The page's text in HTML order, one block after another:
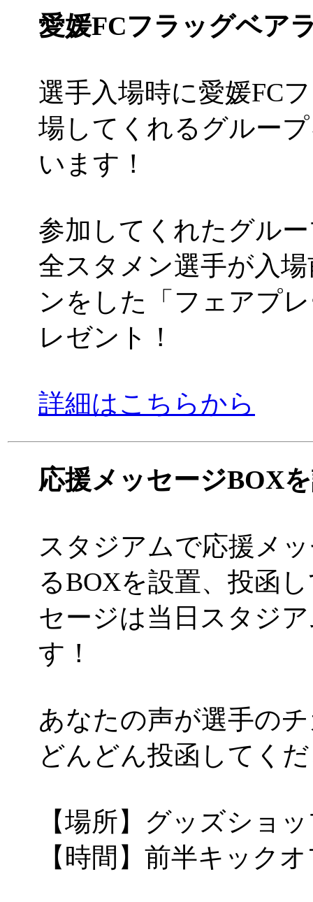
愛媛FCフラッグベア
選手入場時に愛媛FC
場してくれるグルー
います！
参加してくれたグル
全スタメン選手が入
ンをした「フェアプ
レゼント！
詳細はこちらから
応援メッセージBOX
スタジアムで応援メ
るBOXを設置、投函
セージは当日スタジ
す！
あなたの声が選手の
どんどん投函してく
【場所】グッズショ
【時間】前半キック